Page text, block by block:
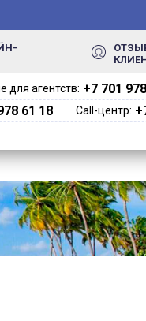
для агентств: +7 701
61 18 Call-центр: